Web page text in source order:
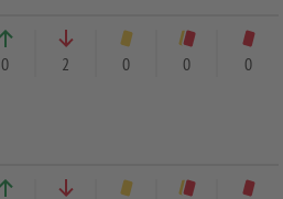
0 2 0 0 0